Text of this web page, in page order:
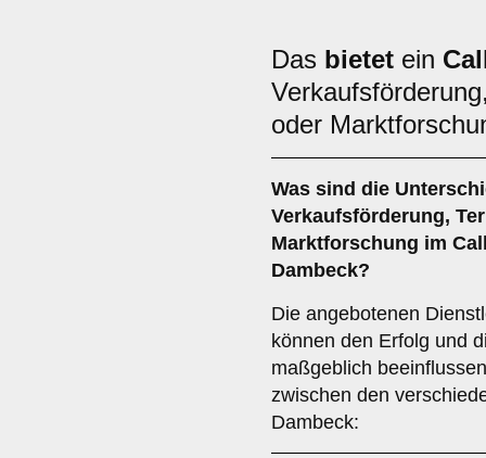
Das bietet ein
oder
Was sind die
Verkaufsförderung,
Marktforschung im
Dambeck?
Die angebotenen
können den Erfolg und
maßgeblich
zwischen den
Dambeck: